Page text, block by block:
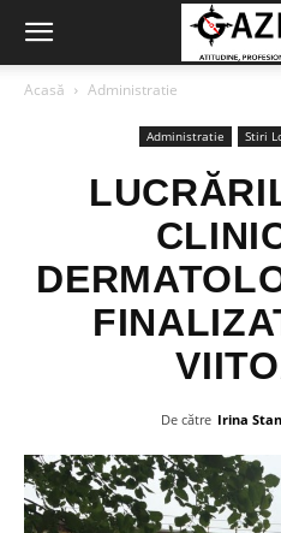
Acasă Administratie
Administratie Stiri
De către Irina Stan